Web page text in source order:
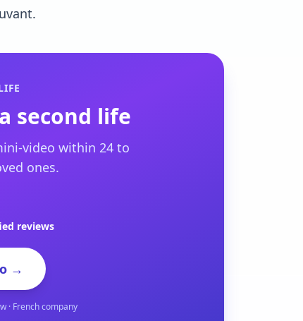
second life
video within 24 to
ones.
reviews
→
· French company